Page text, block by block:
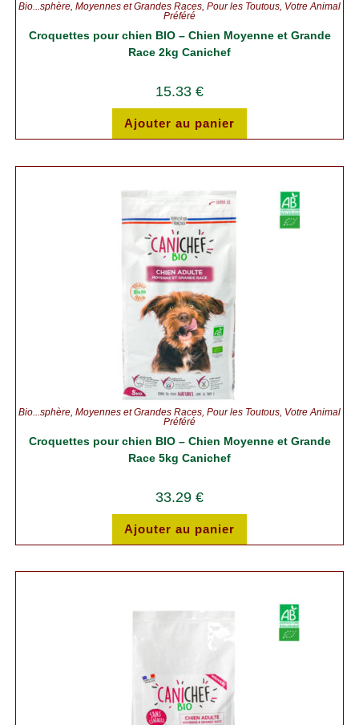
Bio...sphère, Moyennes et Grandes Races, Pour les Toutous, Votre Animal
Préféré
Croquettes pour chien BIO – Chien Moyenne et Grande
Race 2kg Canichef
15.33 €
Ajouter au panier
Bio...sphère Moyennes et Grandes Races Pour les Toutous Votre Animal
Préféré
Croquettes pour chien BIO – Chien Moyenne et Grande
Race 5kg Canichef
33.29 €
Ajouter au panier